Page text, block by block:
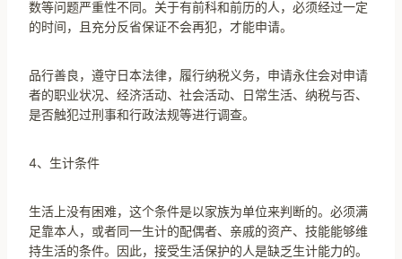
数等问题严重性不同。关于有前科和前历的人，必须经过一定
的时间，且充分反省保证不会再犯，才能申请。
品行善良，遵守日本法律，履行纳税义务，申请永住会对申请
者的职业状况、经济活动、社会活动、日常生活、纳税与否、
是否触犯过刑事和行政法规等进行调查。
4、生计条件
生活上没有困难，这个条件是以家族为单位来判断的。必须满
足靠本人，或者同一生计的配偶者、亲戚的资产、技能能够维
持生活的条件。因此，接受生活保护的人是缺乏生计能力的。